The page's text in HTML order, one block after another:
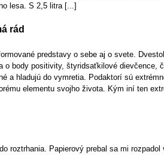
lesa. S 2,5 litra [...]
rád
predstavy o sebe aj o svete.
o body positivity, štyridsaťkilové dievčence,
a hladujú do vymretia. Podaktorí sú
elementu svojho života. Kým iní ten
roztrhania. Papierový prebal sa mi